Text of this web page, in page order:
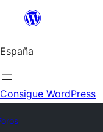
Saltar
contenido
España
Consigue WordPress